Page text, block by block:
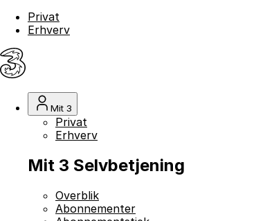
Privat
Erhverv
Mit 3
Privat
Erhverv
Mit 3 Selvbetjening
Overblik
Abonnementer